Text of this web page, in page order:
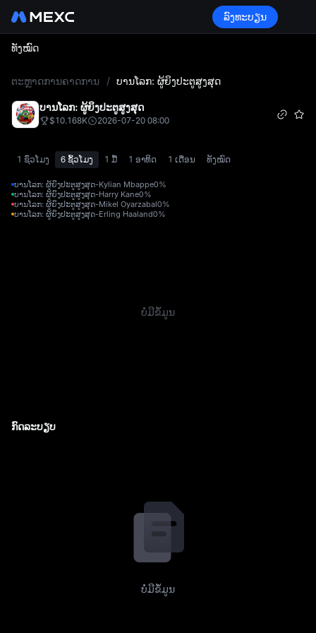
ລົງທະບຽນ
ທັງໝົດ
ຕະຫຼາດການຄາດການ / ບານໂລກ: ຜູ້ຍິງປະຕູສູງສຸດ
ບານໂລກ: ຜູ້ຍິງປະຕູສູງສຸດ
$10.168K 2026-07-20 08:00
1 ຊົ່ວໂມງ 6 ຊົ້ວໂມງ 1 ມື້ 1 ອາທິດ 1 ເດືອນ ທັງໝົດ
ບານໂລກ: ຜູ້ຍິງປະຕູສູງສຸດ-Kylian Mbappe0%
ບານໂລກ: ຜູ້ຍິງປະຕູສູງສຸດ-Harry Kane0%
ບານໂລກ: ຜູ້ຍິງປະຕູສູງສຸດ-Mikel Oyarzabal0%
ບານໂລກ: ຜູ້ຍິງປະຕູສູງສຸດ-Erling Haaland0%
ບໍ່ມີຂໍ້ມູນ
ກົດລະບຽບ
ບໍ່ມີຂໍ້ມູນ